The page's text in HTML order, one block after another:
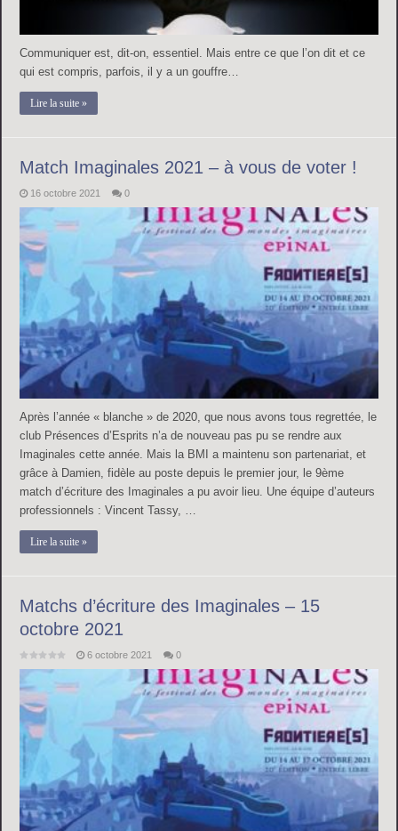
Communiquer est, dit-on, essentiel. Mais entre ce que l’on dit et ce
qui est compris, parfois, il y a un gouffre…
Lire la suite »
Match Imaginales 2021 – à vous de voter !
16 octobre 2021 0
Après l’année « blanche » de 2020, que nous avons tous regrettée, le
club Présences d’Esprits n’a de nouveau pas pu se rendre aux
Imaginales cette année. Mais la BMI a maintenu son partenariat, et
grâce à Damien, fidèle au poste depuis le premier jour, le 9ème
match d’écriture des Imaginales a pu avoir lieu. Une équipe d’auteurs
professionnels : Vincent Tassy, …
Lire la suite »
Matchs d’écriture des Imaginales – 15
octobre 2021
6 octobre 2021 0